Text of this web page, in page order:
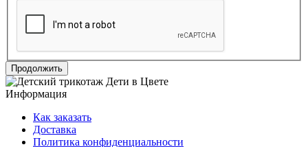
Продолжить
Информация
Как заказать
Доставка
Политика конфиденциальности